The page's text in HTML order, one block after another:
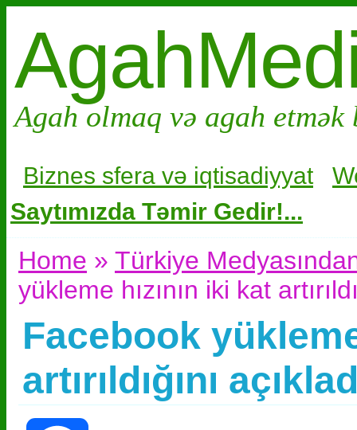
Agah olmaq və agah
Biznes sfera və iqtisadiyyat
Saytımızda Təmir Gedir!...
Home » Türkiye
yükleme hızının iki kat
Facebook
artırıldığını